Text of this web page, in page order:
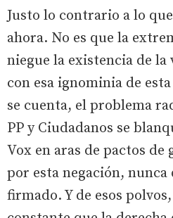
Justo lo contrario a lo
ahora. No es que la
niegue la existencia de
con esa ignominia de
se cuenta, el problema
PP y Ciudadanos se
Vox en aras de pactos de
por esta negación, nunca
firmado. Y de esos